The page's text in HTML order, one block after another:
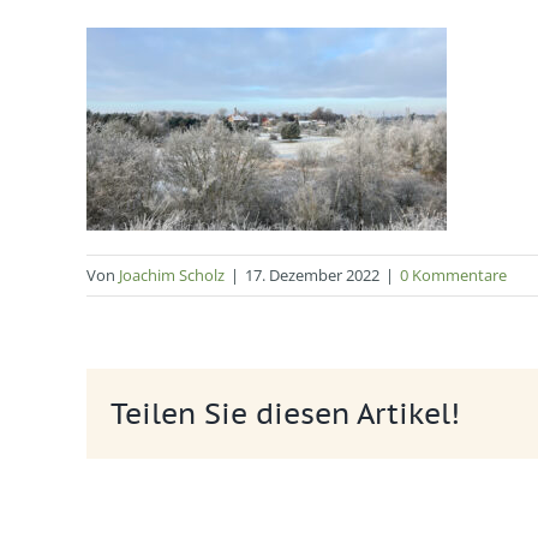
Von Joachim Scholz | 17. Dezember 2022 | 0 Kommentare
Teilen Sie diesen Artikel!